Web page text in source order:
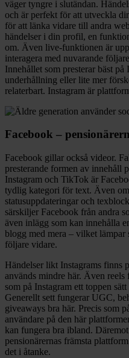
väger tyngre i slutändan.
och är perfekt för att utveckla
för att länka vidare till andra
händelser i din profil, en
om. Även live-funktionen är
interagera med nuvarande
Innehållet som presterar bäst
underhållning eller lite mer
relaterbart. Instagram är
Facebook –
Facebook gillar också videor.
presterande formen av innehåll
Instagram och TikTok är
tydlig kategori för text. Även
statusuppdateringar och
särskiljer Facebook från andra
även inlägg som kan innehålla
blogg med mera – vilket
följare vidare.
Händelser likt Instagrams finns
används mindre här. Även
som på Instagram ett toppen
Generellt sett fungerar UGC,
giveaways bra här. Precis som
användare på den här
kan fungera bra ibland.
pensionärernas främsta
det i åtanke.